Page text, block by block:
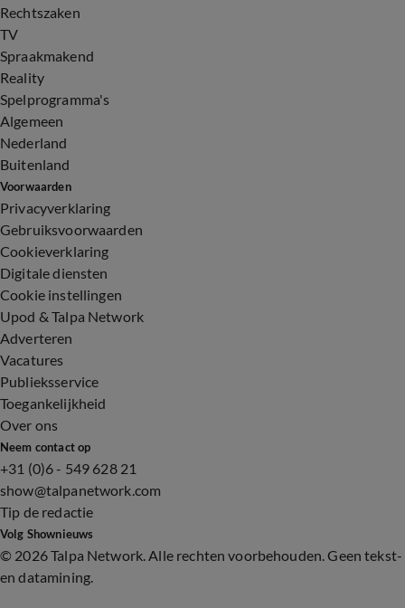
Rechtszaken
TV
Spraakmakend
Reality
Spelprogramma's
Algemeen
Nederland
Buitenland
Voorwaarden
Privacyverklaring
Gebruiksvoorwaarden
Cookieverklaring
Digitale diensten
Cookie instellingen
Upod & Talpa Network
Adverteren
Vacatures
Publieksservice
Toegankelijkheid
Over ons
Neem contact op
+31 (0)6 - 549 628 21
show@talpanetwork.com
Tip de redactie
Volg Shownieuws
© 2026 Talpa Network. Alle rechten voorbehouden. Geen tekst-
en datamining.